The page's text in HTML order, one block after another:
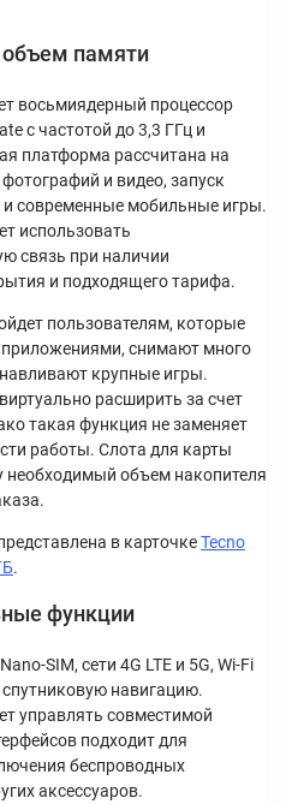
объем памяти
восьмиядерный процессор
с частотой до 3,3 ГГц и
платформа рассчитана на
и видео, запуск
современные мобильные игры.
использовать
связь при наличии
и подходящего тарифа.
пользователям, которые
снимают много
крупные игры.
расширить за счет
такая функция не заменяет
работы. Слота для карты
необходимый объем накопителя
в карточкеTecno
.
функции
SIM, сети 4G LTE и 5G, Wi-Fi
навигацию.
управлять совместимой
подходит для
беспроводных
аксессуаров.